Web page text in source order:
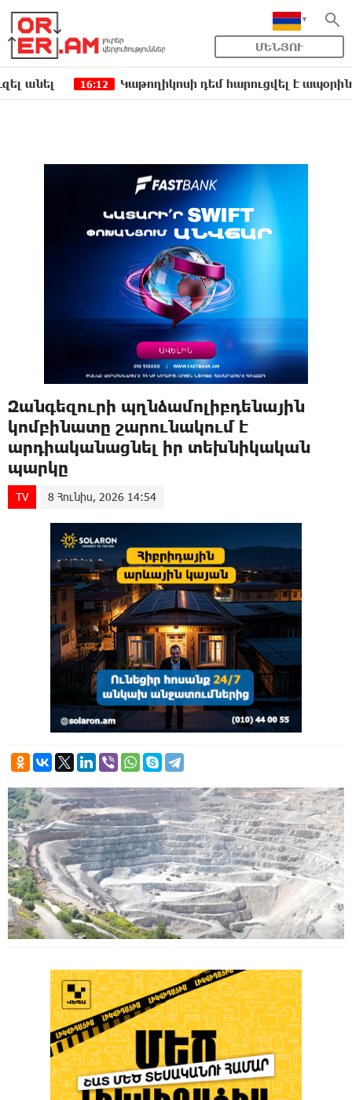
ՄԵՆՅՈՒ
16:12 Կաթողիկոսի դեմ հարուցվել է ապօրինի
Զանգեզուրի պղնձամոլիբդենային
կոմբինատը շարունակում է
արդիականացնել իր տեխնիկական
պարկը
TV 8 Հունիս, 2026 14:54